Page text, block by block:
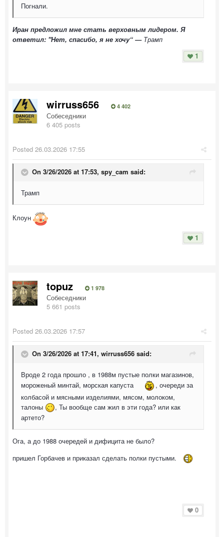
Погнали.
Иран предложил мне стать верховным лидером. Я
ответил: "Нет, спасибо, я не хочу“ —Трамп
1
wirruss656 4 402
Собеседники
6 405 posts
Posted 26.03.2026 17:55
On 3/26/2026 at 17:53, spy_cam said:
Трамп
Клоун
1
topuz 1 978
Собеседники
5 661 posts
Posted 26.03.2026 17:57
On 3/26/2026 at 17:41, wirruss656 said:
Вроде 2 года прошло , в 1988м пустые полки магазинов,
мороженый минтай, морская капуста
, очереди за
колбасой и мясными изделиями, мясом, молоком,
талоны
, Ты вообще сам жил в эти года? или как
артето?
Ога, а до 1988 очередей и дифицита не было?
пришел Горбачев и приказал сделать полки пустыми.
0